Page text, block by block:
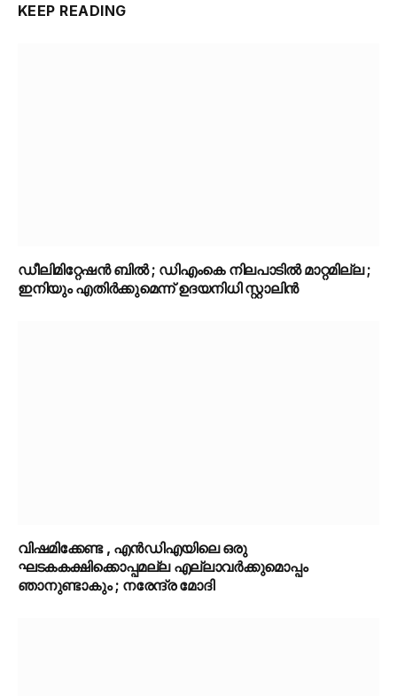
KEEP READING
ഡീലിമിറ്റേഷൻ ബിൽ ; ഡിഎംകെ നിലപാടിൽ മാറ്റമില്ല ;
ഇനിയും എതിർക്കുമെന്ന് ഉദയനിധി സ്റ്റാലിൻ
വിഷമിക്കേണ്ട , എൻ‌ഡി‌എയിലെ ഒരു
ഘടകകക്ഷിക്കൊപ്പമല്ല എല്ലാവർക്കുമൊപ്പം
ഞാനുണ്ടാകും ; നരേന്ദ്ര മോദി